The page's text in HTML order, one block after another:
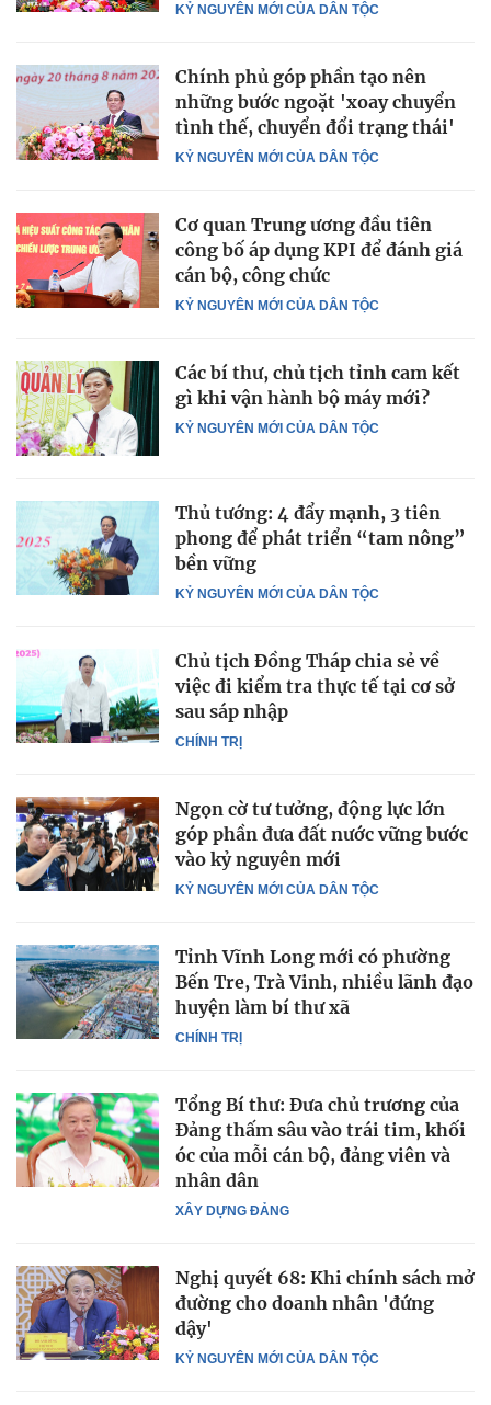
KỶ NGUYÊN MỚI CỦA DÂN TỘC
KỶ NGUYÊN MỚI CỦA DÂN TỘC
Chính phủ góp phần tạo nên
những bước ngoặt 'xoay chuyển
tình thế, chuyển đổi trạng thái'
KỶ NGUYÊN MỚI CỦA DÂN TỘC
Cơ quan Trung ương đầu tiên
công bố áp dụng KPI để đánh giá
cán bộ, công chức
KỶ NGUYÊN MỚI CỦA DÂN TỘC
Các bí thư, chủ tịch tỉnh cam kết
gì khi vận hành bộ máy mới?
KỶ NGUYÊN MỚI CỦA DÂN TỘC
Thủ tướng: 4 đẩy mạnh, 3 tiên
phong để phát triển “tam nông”
bền vững
CHÍNH TRỊ
Chủ tịch Đồng Tháp chia sẻ về
việc đi kiểm tra thực tế tại cơ sở
sau sáp nhập
KỶ NGUYÊN MỚI CỦA DÂN TỘC
Ngọn cờ tư tưởng, động lực lớn
góp phần đưa đất nước vững bước
vào kỷ nguyên mới
CHÍNH TRỊ
Tỉnh Vĩnh Long mới có phường
Bến Tre, Trà Vinh, nhiều lãnh đạo
huyện làm bí thư xã
XÂY DỰNG ĐẢNG
Tổng Bí thư: Đưa chủ trương của
Đảng thấm sâu vào trái tim, khối
óc của mỗi cán bộ, đảng viên và
nhân dân
KỶ NGUYÊN MỚI CỦA DÂN TỘC
Nghị quyết 68: Khi chính sách mở
đường cho doanh nhân 'đứng
dậy'